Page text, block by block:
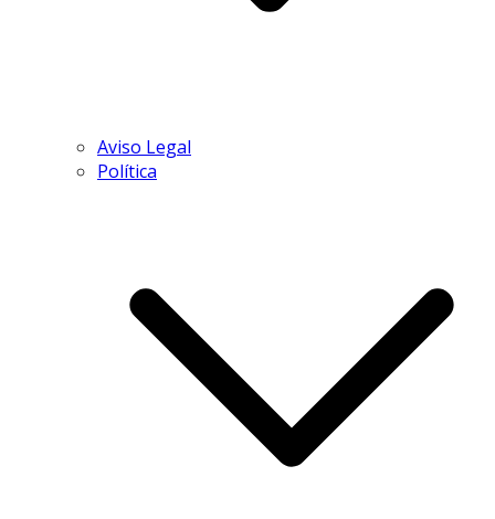
Aviso Legal
Política